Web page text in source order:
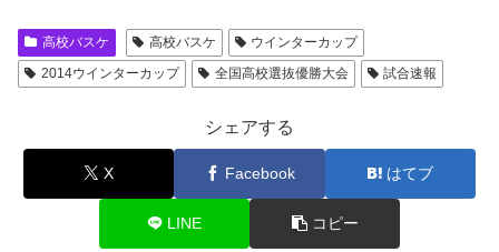
高校バスケ 高校バスケ
ウインターカップ
2014ウインターカップ
全国高校選抜優勝大会 試合速報
シェアする
X Facebook はてブ
LINE コピー